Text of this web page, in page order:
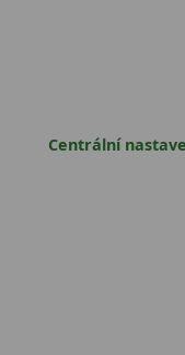
Centrální